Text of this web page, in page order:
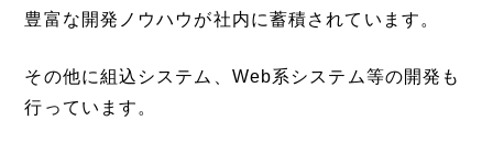
豊富な開発ノウハウが社内に蓄積されています。
その他に組込システム、Web系システム等の開発も
行っています。